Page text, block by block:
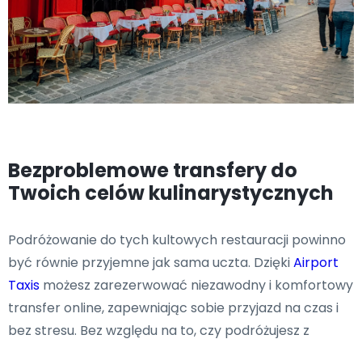
Bezproblemowe transfery do
Twoich celów kulinarystycznych
Podróżowanie do tych kultowych restauracji powinno
być równie przyjemne jak sama uczta. DziękiAirport
Taxis możesz zarezerwować niezawodny i komfortowy
transfer online, zapewniając sobie przyjazd na czas i
bez stresu. Bez względu na to, czy podróżujesz z